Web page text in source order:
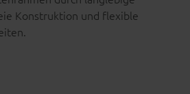
Konstruktion und flexible